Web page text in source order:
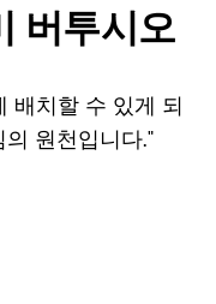
버투시오
배치할 수 있게 되
원천입니다."